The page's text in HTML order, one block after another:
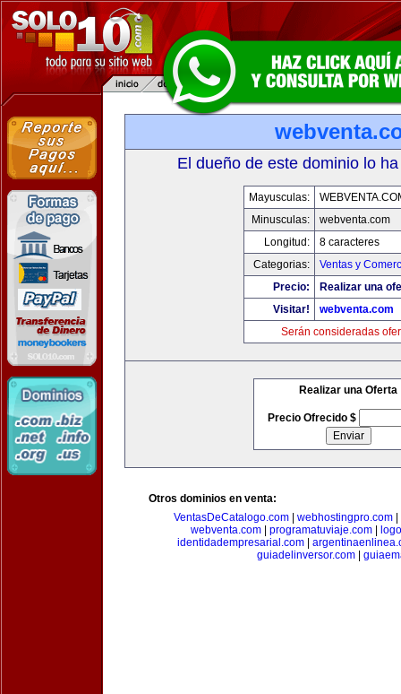
El dueño de este dominio lo
Mayusculas:
Minusculas:
webventa.com
Longitud:
8 caracteres
Categorias:
Ventas y
Precio:
Realizar una
Visitar!
webventa.com
Serán consideradas
Realizar una Oferta
Precio Ofrecido $
Otros dominios en venta:
VentasDeCatalogo.com| webhostingpro.com|
webventa.com
programatuviaje.com
identidadempresarial.com
guiadelinversor.com|